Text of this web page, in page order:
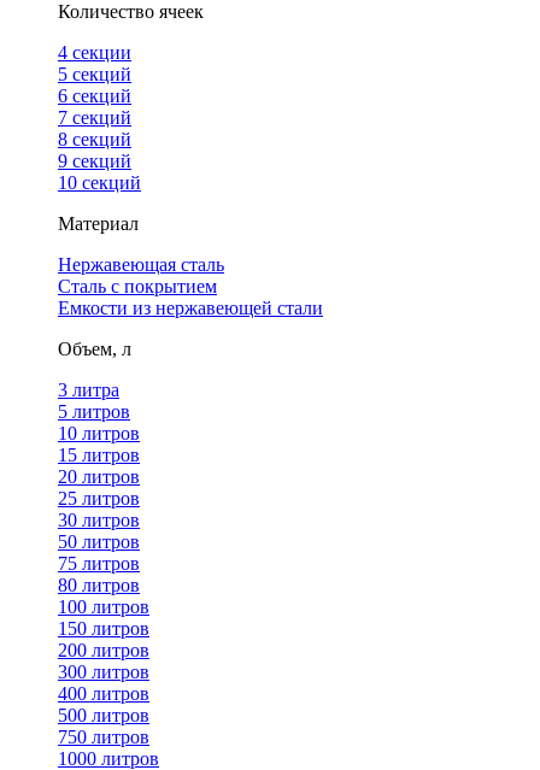
Количество ячеек
4 cекции
5 секций
6 секций
7 секций
8 секций
9 секций
10 секций
Материал
Нержавеющая сталь
Сталь с покрытием
Емкости из нержавеющей стали
Объем, л
3 литра
5 литров
10 литров
15 литров
20 литров
25 литров
30 литров
50 литров
75 литров
80 литров
100 литров
150 литров
200 литров
300 литров
400 литров
500 литров
750 литров
1000 литров